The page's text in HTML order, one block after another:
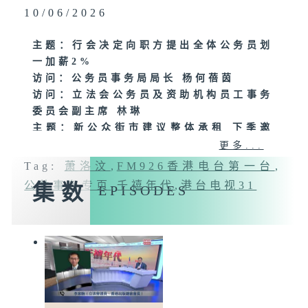
10/06/2026
主题：行会决定向职方提出全体公务员划
一加薪2%
访问：公务员事务局局长 杨何蓓茵
访问：立法会公务员及资助机构员工事务
委员会副主席 林琳
主题：新公众街市建议整体承租 下季邀
访问：立法会食物安全及环境卫生事务委
访问：立法会食物安全及环境卫生事务委
主题：房委会举行周年会议 委员冀上调
公屋人均面积
访问：房委会委员 叶傲冬
访问：房委会委员 陈家佩
主题：立法会讨论照顾者数据平台及支援
更多...
Tag: 萧洛汶 , FM926香港电台第一台 ,
公共事务专页,千禧年代,港台电视31
集数 EPISODES